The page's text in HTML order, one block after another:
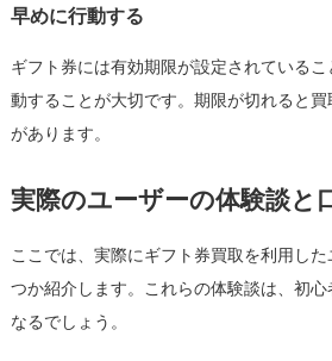
早めに行動する
ギフト券には有効期限が設定されている
動することが大切です。期限が切れると
があります。
実際のユーザーの体験談と
ここでは、実際にギフト券買取を利用した
つか紹介します。これらの体験談は、初
なるでしょう。